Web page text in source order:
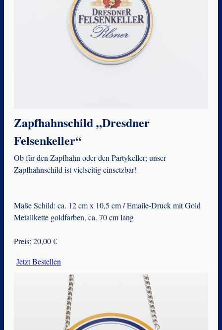
Zapfhahnschild „Dresdner
Felsenkeller“
Ob für den Zapfhahn oder den Partykeller; unser
Zapfhahnschild ist vielseitig einsetzbar!
Maße Schild: ca. 12 cm x 10,5 cm / Emaile-Druck mit Gold
Metallkette goldfarben, ca. 70 cm lang
Preis: 20,00 €
Jetzt Bestellen